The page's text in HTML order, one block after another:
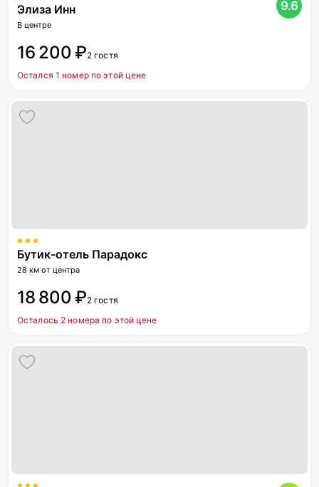
Элиза Инн
В центре
9.6
16 200 ₽2 гостя
Остался 1 номер по этой цене
Бутик-отель Парадокс
28 км от центра
18 800 ₽2 гостя
Осталось 2 номера по этой цене